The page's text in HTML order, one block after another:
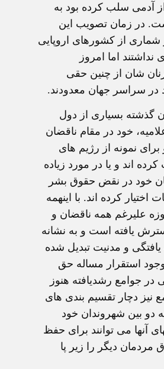
آدمی سلب کرده بود به
در زمان تصويب اين
شماری از کشورهای اروپايی
اما امروز
شان از چنين حقی
در سراسر جهان معدودند.
گذشته بسياری از دول
خود در مقام ناقضان
نمونه از رژيم های
اند و يا در مورد زياده
خود در نقض حقوق بشر
کرده اند. با اينهمه
عليرغم همه ناقضان و
يافته است و به نشانه
و مدنيت تبديل شده
استقرار مساله حق
در جوامع رشديافته هنوز
نيز دچار تقسيم بندی های
دو بين شهروندان خود
آنها می توانند برای حفظ
ديگر را زير پا